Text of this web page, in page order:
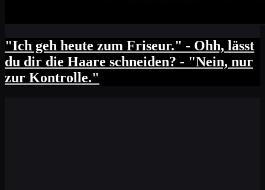
"Ich geh heute zum Friseur." - Ohh, lässt
du dir die Haare schneiden? - "Nein, nur
zur Kontrolle."